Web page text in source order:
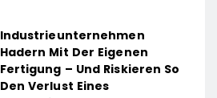
Industrieunternehmen
Hadern Mit Der Eigenen
Fertigung – Und Riskieren So
Den Verlust Eines